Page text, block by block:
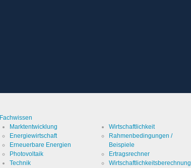
Fachwissen
Marktentwicklung
Energiewirtschaft
Erneuerbare Energien
Photovoltaik
Technik
Wirtschaftlichkeit
Rahmenbedingungen /
Beispiele
Ertragsrechner
Wirtschaftlichkeitsberechnung
die Website
nutzt.
Infos schließen